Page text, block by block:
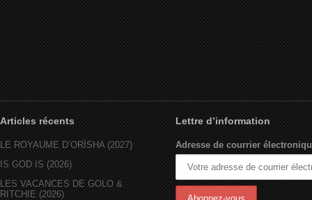
Articles récents
LE ROYAUME D’ORÏSHA (2027)
IS GOD IS (2026)
LES VACANCES DE GOLO &
RITCHIE (2026)
Lettre d’information
Adresse de courrier